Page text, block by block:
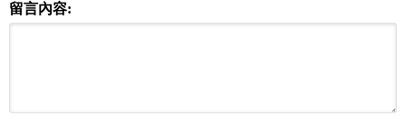
留言內容: